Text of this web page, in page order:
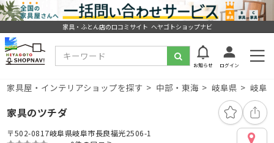
家具・ふとん店の口コミサイト ヘヤゴトショップナビ
お知らせ ログイン
家具屋・インテリアショップを探す 中部・東海 岐阜県 岐阜
家具のツチダ
〒502-0817岐阜県岐阜市長良福光2506-1